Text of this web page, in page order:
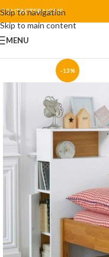
Skip to navigation
Skip to main content
CONTACTER NOUS
MENU
-13%